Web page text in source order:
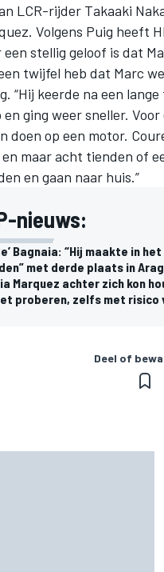
LCR-rijder Takaaki
Volgens Puig heeft
stellig geloof is dat
twijfel heb dat Marc
“Hij keerde na een
ging weer sneller.
doen op een motor.
maar acht tienden of
en gaan naar huis.”
nieuws:
Bagnaia: “Hij maakte in
met derde plaats in
Marquez achter zich kon
proberen, zelfs met risico
Deel of